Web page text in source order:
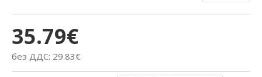
35.79€
без ДДС: 29.83€